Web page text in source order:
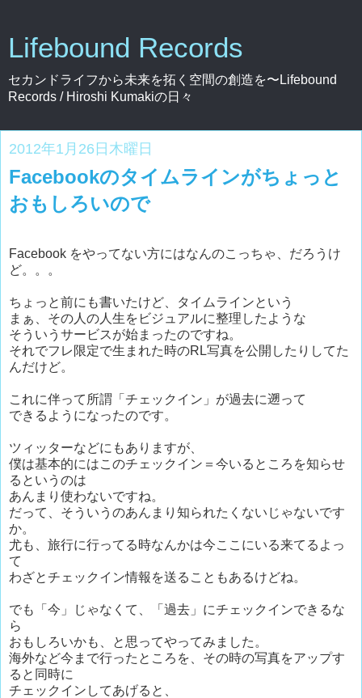
Lifebound Records
セカンドライフから未来を拓く空間の創造を〜Lifebound
Records / Hiroshi Kumakiの日々
2012年1月26日木曜日
Facebookのタイムラインがちょっと
おもしろいので
Facebook をやってない方にはなんのこっちゃ、だろうけ
ど。。。
ちょっと前にも書いたけど、タイムラインという
まぁ、その人の人生をビジュアルに整理したような
そういうサービスが始まったのですね。
それでフレ限定で生まれた時のRL写真を公開したりしてた
んだけど。
これに伴って所謂「チェックイン」が過去に遡って
できるようになったのです。
ツィッターなどにもありますが、
僕は基本的にはこのチェックイン＝今いるところを知らせ
るというのは
あんまり使わないですね。
だって、そういうのあんまり知られたくないじゃないです
か。
尤も、旅行に行ってる時なんかは今ここにいる来てるよっ
て
わざとチェックイン情報を送ることもあるけどね。
でも「今」じゃなくて、「過去」にチェックインできるな
ら
おもしろいかも、と思ってやってみました。
海外など今まで行ったところを、その時の写真をアップす
ると同時に
チェックインしてあげると、